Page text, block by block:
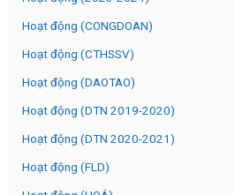
Hoạt động (CONGDOAN)
Hoạt động (CTHSSV)
Hoạt động (DAOTAO)
Hoạt động (DTN 2019-2020)
Hoạt động (DTN 2020-2021)
Hoạt động (FLD)